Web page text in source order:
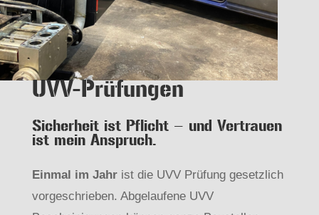
UVV-Prüfungen
Sicherheit ist Pflicht – und Vertrauen
ist mein Anspruch.
Einmal im Jahrist die UVV Prüfung gesetzlich
vorgeschrieben. Abgelaufene UVV